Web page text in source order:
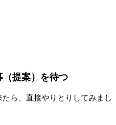
提案）を待つ
ら、直接やりとりしてみまし